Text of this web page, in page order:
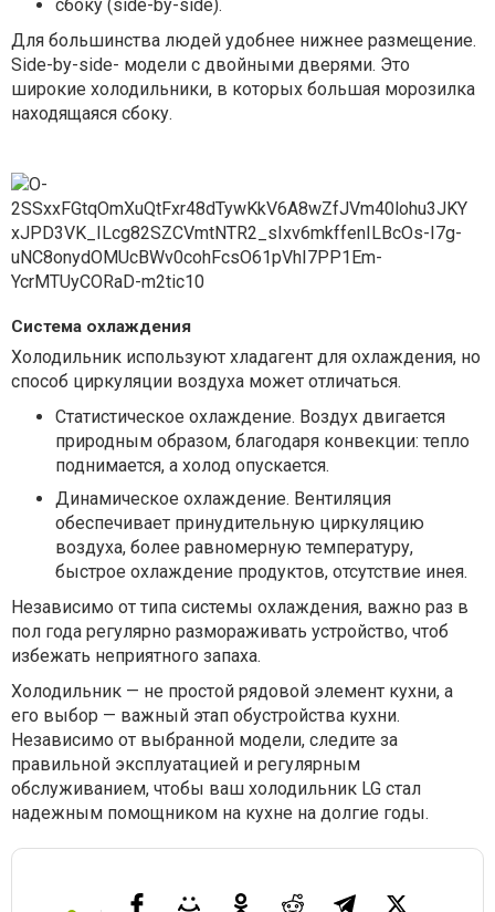
сбоку (side-by-side).
Для большинства людей удобнее нижнее размещение.
Side-by-side- модели с двойными дверями. Это
широкие холодильники, в которых большая морозилка
находящаяся сбоку.
Система охлаждения
Холодильник используют хладагент для охлаждения, но
способ циркуляции воздуха может отличаться.
Статистическое охлаждение. Воздух двигается
природным образом, благодаря конвекции: тепло
поднимается, а холод опускается.
Динамическое охлаждение. Вентиляция
обеспечивает принудительную циркуляцию
воздуха, более равномерную температуру,
быстрое охлаждение продуктов, отсутствие инея.
Независимо от типа системы охлаждения, важно раз в
пол года регулярно размораживать устройство, чтоб
избежать неприятного запаха.
Холодильник — не простой рядовой элемент кухни, а
его выбор — важный этап обустройства кухни.
Независимо от выбранной модели, следите за
правильной эксплуатацией и регулярным
обслуживанием, чтобы ваш холодильник LG стал
надежным помощником на кухне на долгие годы.